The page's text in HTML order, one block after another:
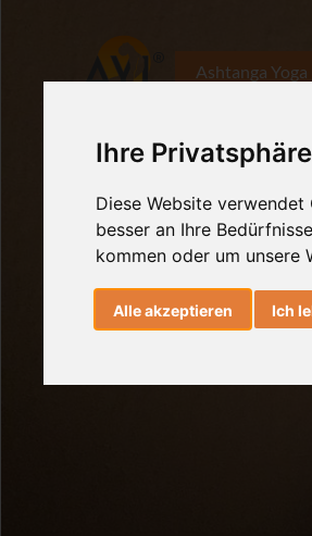
Ihre
Diese Website
besser an Ihre
kommen oder um unsere
Alle akzeptieren Ich
Ashtanga Yoga